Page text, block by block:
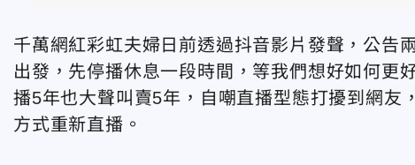
千萬網紅彩虹夫婦日前透過抖音影片發聲，公告
出發，先停播休息一段時間，等我們想好如何更
播5年也大聲叫賣5年，自嘲直播型態打擾到網友
方式重新直播。